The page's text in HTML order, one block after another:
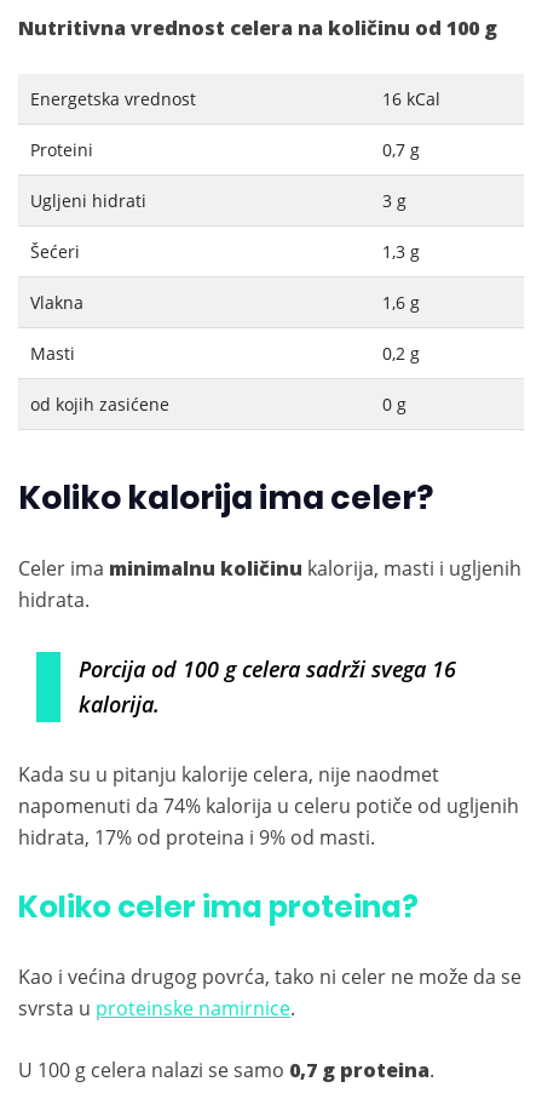
Nutritivna vrednost celera na količinu od 100 g
Energetska vrednost 16 kCal
Proteini 0,7 g
Ugljeni hidrati 3 g
Šećeri 1,3 g
Vlakna 1,6 g
Masti 0,2 g
od kojih zasićene 0 g
Koliko kalorija ima celer?
Celer ima minimalnu količinu kalorija, masti i ugljenih
hidrata.
Porcija od 100 g celera sadrži svega 16
kalorija.
Kada su u pitanju kalorije celera, nije naodmet
napomenuti da 74% kalorija u celeru potiče od ugljenih
hidrata, 17% od proteina i 9% od masti.
Koliko celer ima proteina?
Kao i većina drugog povrća, tako ni celer ne može da se
svrsta u proteinske namirnice.
U 100 g celera nalazi se samo 0,7 g proteina.